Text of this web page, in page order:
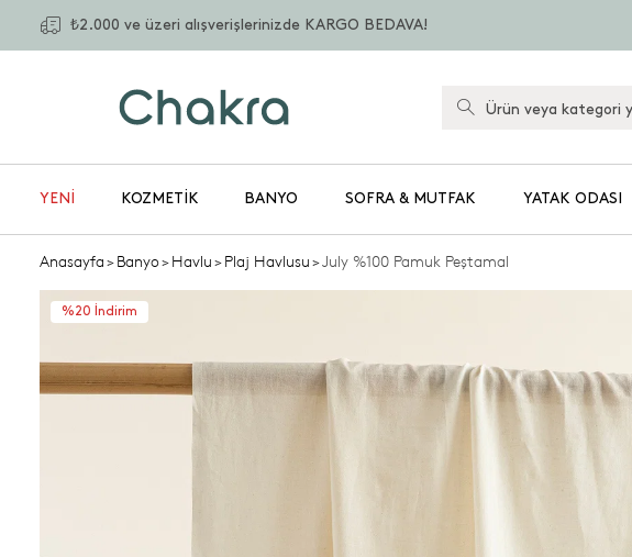
₺2.000 ve üzeri alışverişlerinizde KARGO BEDAVA!
YENİ KOZMETIK BANYO SOFRA & MUTFAK YATAK ODASI
Anasayfa>Banyo>Havlu>Plaj Havlusu>July %100 Pamuk Peştamal
%20 İndirim